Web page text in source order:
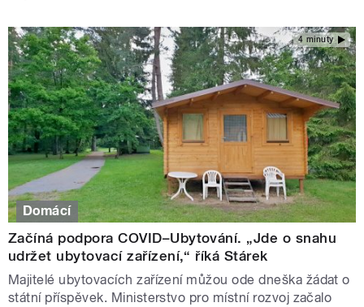
4 minuty
Domácí
Začíná podpora COVID–Ubytování. „Jde o snahu
udržet ubytovací zařízení,“ říká Stárek
Majitelé ubytovacích zařízení můžou ode dneška žádat o
státní příspěvek. Ministerstvo pro místní rozvoj začalo